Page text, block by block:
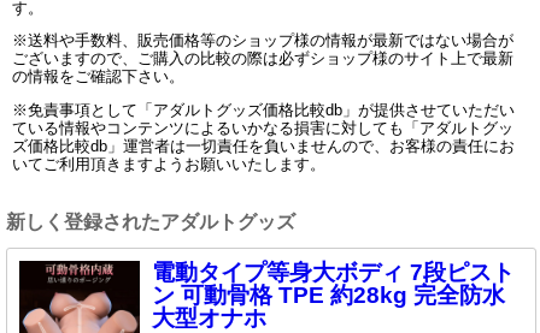
す。
※送料や手数料、販売価格等のショップ様の情報が最新ではない場合が
ございますので、ご購入の比較の際は必ずショップ様のサイト上で最新
の情報をご確認下さい。
※免責事項として「アダルトグッズ価格比較db」が提供させていただい
ている情報やコンテンツによるいかなる損害に対しても「アダルトグッ
ズ価格比較db」運営者は一切責任を負いませんので、お客様の責任にお
いてご利用頂きますようお願いいたします。
新しく登録されたアダルトグッズ
電動タイプ等身大ボディ 7段ピスト
ン 可動骨格 TPE 約28kg 完全防水
大型オナホ